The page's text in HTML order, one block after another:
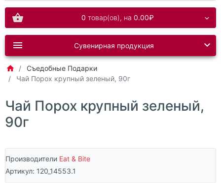
0 товар(ов), на 0.00₽
Сувенирная продукция
Съедобные Подарки
Чай Порох крупный зеленый, 90г
Чай Порох крупный зеленый,
90г
Производители Eat & Bite
Артикул: 120_14553.1